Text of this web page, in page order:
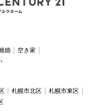
婚
空き家
札幌市北区
札幌市東区